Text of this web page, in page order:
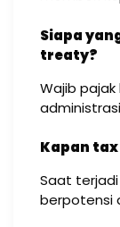
Siapa
treaty?
Wajib
Kapan
Saat
berpotensi